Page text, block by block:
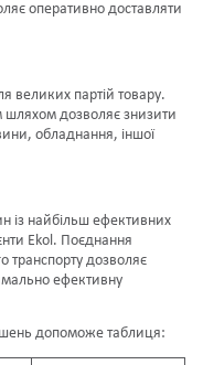
оперативно доставляти
великих партій товару.
шляхом дозволяє знизити
обладнання, іншої
із найбільш ефективних
Ekol. Поєднання
транспорту дозволяє
ефективну
допоможе таблиця: